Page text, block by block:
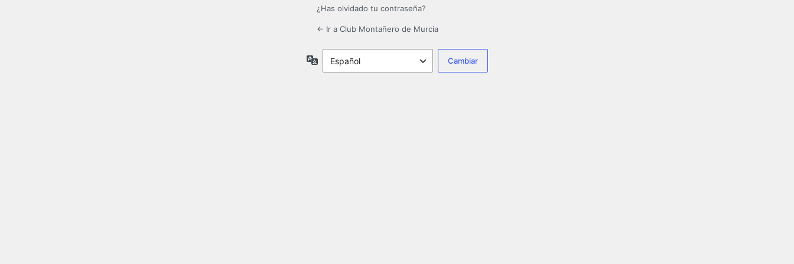
¿Has olvidado tu contraseña?
← Ir a Club Montañero de Murcia
Idioma